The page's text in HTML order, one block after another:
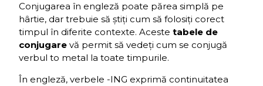
Conjugarea în engleză poate părea simplă pe
hârtie, dar trebuie să știți cum să folosiți corect
timpul în diferite contexte. Aceste tabele de
conjugare vă permit să vedeți cum se conjugă
verbul to metal la toate timpurile.
În engleză, verbele -ING exprimă continuitatea